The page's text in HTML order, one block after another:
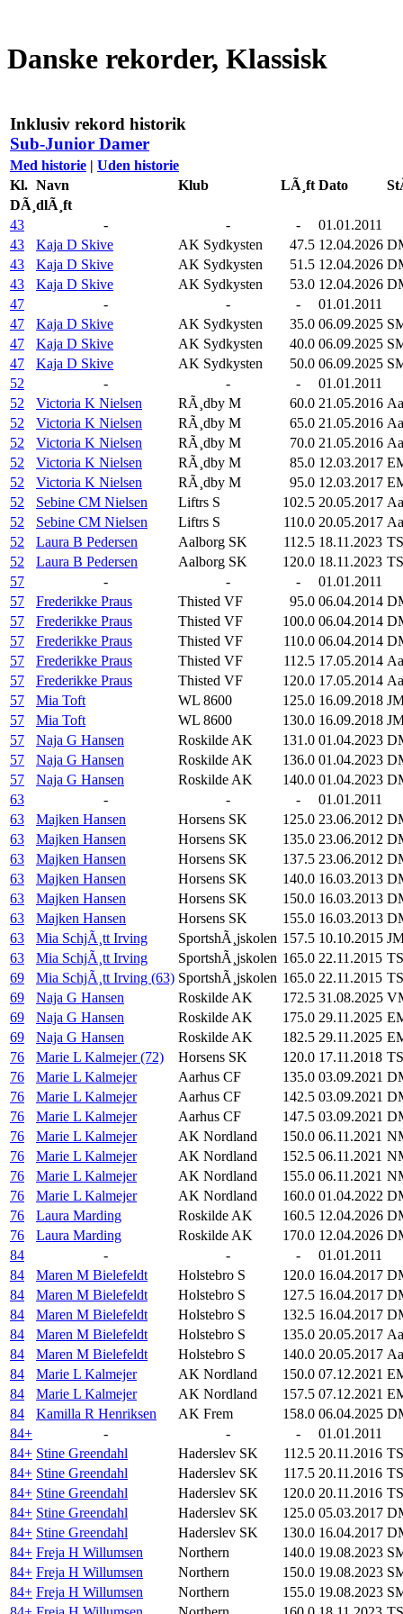
Danske rekorder, Klassisk
Inklusiv rekord historik
Sub-Junior Damer
Med historie | Uden historie
Kl. Navn Klub LÃ¸ft Dato
DÃ¸dlÃ¸ft
43
- - -
01.01.2011
43
Kaja D Skive AK Sydkysten 47.5 12.04.2026
43
Kaja D Skive AK Sydkysten 51.5 12.04.2026
43
Kaja D Skive AK Sydkysten 53.0 12.04.2026
47
- - -
01.01.2011
47
Kaja D Skive AK Sydkysten 35.0 06.09.2025
47
Kaja D Skive AK Sydkysten 40.0 06.09.2025
47
Kaja D Skive AK Sydkysten 50.0 06.09.2025
52
- - -
01.01.2011
52
Victoria K Nielsen RÃ¸dby M 60.0 21.05.2016
52
Victoria K Nielsen RÃ¸dby M 65.0 21.05.2016
52
Victoria K Nielsen RÃ¸dby M 70.0 21.05.2016
52
Victoria K Nielsen RÃ¸dby M 85.0 12.03.2017
52
Victoria K Nielsen RÃ¸dby M 95.0 12.03.2017
52
Sebine CM Nielsen Liftrs S 102.5 20.05.2017
52
Sebine CM Nielsen Liftrs S 110.0 20.05.2017
52
Laura B Pedersen Aalborg SK 112.5 18.11.2023
52
Laura B Pedersen Aalborg SK 120.0 18.11.2023
57
- - -
01.01.2011
57
Frederikke Praus Thisted VF 95.0 06.04.2014
57
Frederikke Praus Thisted VF 100.0 06.04.2014
57
Frederikke Praus Thisted VF 110.0 06.04.2014
57
Frederikke Praus Thisted VF 112.5 17.05.2014
57
Frederikke Praus Thisted VF 120.0 17.05.2014
57
Mia Toft WL 8600 125.0 16.09.2018
57
Mia Toft WL 8600 130.0 16.09.2018
57
Naja G Hansen Roskilde AK 131.0 01.04.2023
57
Naja G Hansen Roskilde AK 136.0 01.04.2023
57
Naja G Hansen Roskilde AK 140.0 01.04.2023
63
- - -
01.01.2011
63
Majken Hansen Horsens SK 125.0 23.06.2012
63
Majken Hansen Horsens SK 135.0 23.06.2012
63
Majken Hansen Horsens SK 137.5 23.06.2012
63
Majken Hansen Horsens SK 140.0 16.03.2013
63
Majken Hansen Horsens SK 150.0 16.03.2013
63
Majken Hansen Horsens SK 155.0 16.03.2013
63
Mia SchjÃ¸tt Irving SportshÃ¸jskolen 157.5 10.10.2015
63
Mia SchjÃ¸tt Irving SportshÃ¸jskolen 165.0 22.11.2015
69
Mia SchjÃ¸tt Irving (63) SportshÃ¸jskolen 165.0 22.11.2015
69
Naja G Hansen Roskilde AK 172.5 31.08.2025
69
Naja G Hansen Roskilde AK 175.0 29.11.2025
69
Naja G Hansen Roskilde AK 182.5 29.11.2025
76
Marie L Kalmejer (72) Horsens SK 120.0 17.11.2018
76
Marie L Kalmejer Aarhus CF 135.0 03.09.2021
76
Marie L Kalmejer Aarhus CF 142.5 03.09.2021
76
Marie L Kalmejer Aarhus CF 147.5 03.09.2021
76
Marie L Kalmejer AK Nordland 150.0 06.11.2021
76
Marie L Kalmejer AK Nordland 152.5 06.11.2021
76
Marie L Kalmejer AK Nordland 155.0 06.11.2021
76
Marie L Kalmejer AK Nordland 160.0 01.04.2022
76
Laura Marding Roskilde AK 160.5 12.04.2026
76
Laura Marding Roskilde AK 170.0 12.04.2026
84
- - -
01.01.2011
84
Maren M Bielefeldt Holstebro S 120.0 16.04.2017
84
Maren M Bielefeldt Holstebro S 127.5 16.04.2017
84
Maren M Bielefeldt Holstebro S 132.5 16.04.2017
84
Maren M Bielefeldt Holstebro S 135.0 20.05.2017
84
Maren M Bielefeldt Holstebro S 140.0 20.05.2017
84
Marie L Kalmejer AK Nordland 150.0 07.12.2021
84
Marie L Kalmejer AK Nordland 157.5 07.12.2021
84
Kamilla R Henriksen AK Frem 158.0 06.04.2025
84+
- - -
01.01.2011
84+ Stine Greendahl Haderslev SK 112.5 20.11.2016
84+ Stine Greendahl Haderslev SK 117.5 20.11.2016
84+ Stine Greendahl Haderslev SK 120.0 20.11.2016
84+ Stine Greendahl Haderslev SK 125.0 05.03.2017
84+ Stine Greendahl Haderslev SK 130.0 16.04.2017
84+ Freja H Willumsen Northern 140.0 19.08.2023
84+ Freja H Willumsen Northern 150.0 19.08.2023
84+ Freja H Willumsen Northern 155.0 19.08.2023